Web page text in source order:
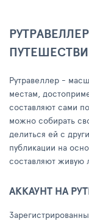
Рутравеллер -
местам,
составляют сами
можно собирать
делиться ей с
публикации на
составляют живую
АККАУНТ НА